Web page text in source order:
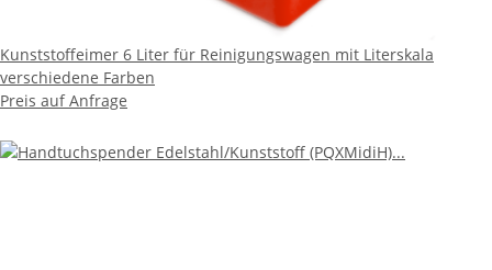
Kunststoffeimer 6 Liter für Reinigungswagen mit Literskala
verschiedene Farben
Preis auf Anfrage